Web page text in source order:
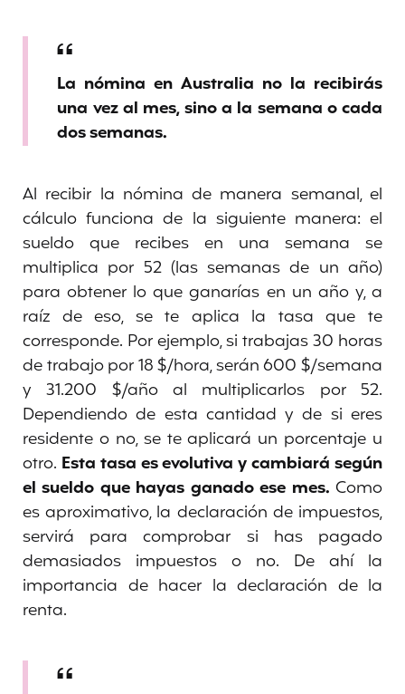
La nómina en Australia no la recibirás
una vez al mes, sino a la semana o cada
dos semanas.
Al recibir la nómina de manera semanal, el
cálculo funciona de la siguiente manera: el
sueldo que recibes en una semana se
multiplica por 52 (las semanas de un año)
para obtener lo que ganarías en un año y, a
raíz de eso, se te aplica la tasa que te
corresponde. Por ejemplo, si trabajas 30 horas
de trabajo por 18 $/hora, serán 600 $/semana
y 31.200 $/año al multiplicarlos por 52.
Dependiendo de esta cantidad y de si eres
residente o no, se te aplicará un porcentaje u
otro. Esta tasa es evolutiva y cambiará según
el sueldo que hayas ganado ese mes. Como
es aproximativo, la declaración de impuestos,
servirá para comprobar si has pagado
demasiados impuestos o no. De ahí la
importancia de hacer la declaración de la
renta.